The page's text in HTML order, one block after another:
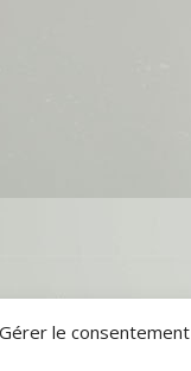
Gérer le consentement